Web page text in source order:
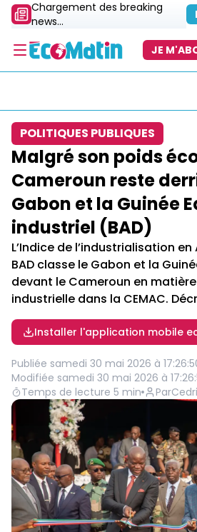
Chargement des breaking
news...
JE
POLITIQUES PUBLIQUES
Malgré son poids
Cameroun reste
Gabon et la Guinée
industriel (BAD)
L’Indice de l’industrialisation
BAD classe le Gabon et la
devant le Cameroun en
industrielle dans la CEMAC.
Installer l'application mobile
Publiée samedi 30 mai 2026 à
Modifiée samedi 30 mai 2026 à
Temps de lecture 5 min Par